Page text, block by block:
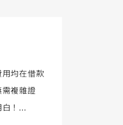
均在借款
複雜證
！...